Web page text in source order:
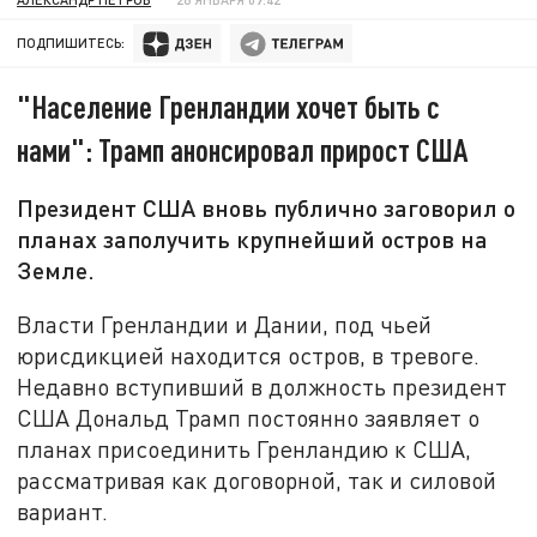
ПОДПИШИТЕСЬ:
"Население Гренландии хочет быть с
нами": Трамп анонсировал прирост США
Президент США вновь публично заговорил о
планах заполучить крупнейший остров на
Земле.
Власти Гренландии и Дании, под чьей
юрисдикцией находится остров, в тревоге.
Недавно вступивший в должность президент
США Дональд Трамп постоянно заявляет о
планах присоединить Гренландию к США,
рассматривая как договорной, так и силовой
вариант.